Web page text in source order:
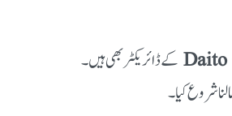
Daito کے ڈائریکٹر بھی ہیں۔
شروع کیا۔